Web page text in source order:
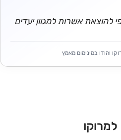
להוצאת אשרות למגוון יעדים
והודו במינימום מאמץ
למרוקו